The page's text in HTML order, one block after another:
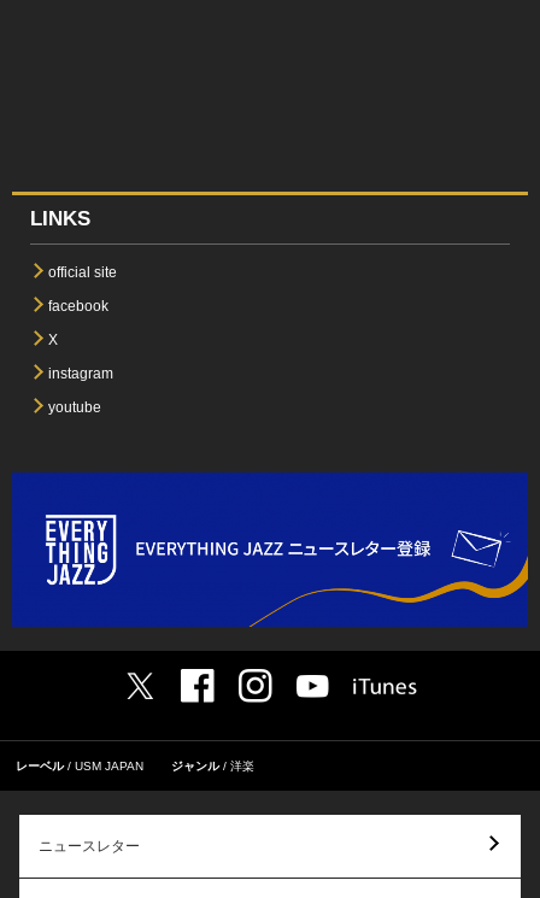
LINKS
official site
facebook
X
instagram
youtube
レーベル USM JAPAN ジャンル 洋楽
ニュースレター